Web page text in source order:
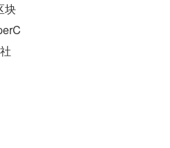
块